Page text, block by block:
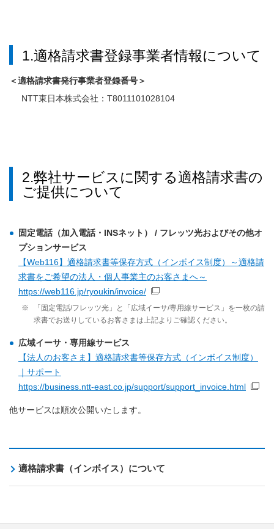
1.適格請求書登録事業者情報について
＜適格請求書発行事業者登録番号＞
NTT東日本株式会社：T8011101028104
2.弊社サービスに関する適格請求書の
ご提供について
固定電話（加入電話・INSネット） / フレッツ光およびその他オ
プションサービス
【Web116】適格請求書等保存方式（インボイス制度）～適格請
求書をご希望の法人・個人事業主のお客さまへ～
https://web116.jp/ryoukin/invoice/
※
「固定電話/フレッツ光」と「広域イーサ/専用線サービス」を一枚の請
求書でお送りしているお客さまは上記よりご確認ください。
広域イーサ・専用線サービス
【法人のお客さま】適格請求書等保存方式（インボイス制度）
｜サポート
https://business.ntt-east.co.jp/support/support_invoice.html
他サービスは順次公開いたします。
適格請求書（インボイス）について